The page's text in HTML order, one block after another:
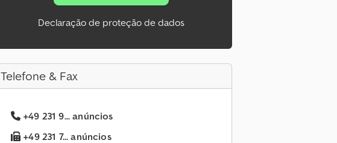
Declaração de proteção de dados
Telefone & Fax
+49 231 9... anúncios
+49 231 7... anúncios